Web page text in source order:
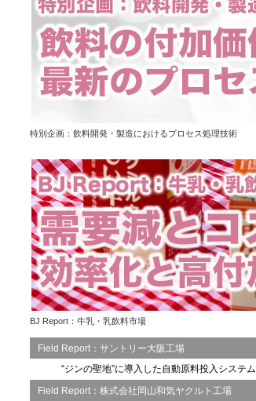
特別企画：飲料開発・製造におけるプロセス処理技術
BJ Report：牛乳・乳飲料市場
Field Report：サントリー大阪工場
“ジンの聖地”に導入した自動原料投入システム
Field Report：株式会社岡山和気ヤクルト工場